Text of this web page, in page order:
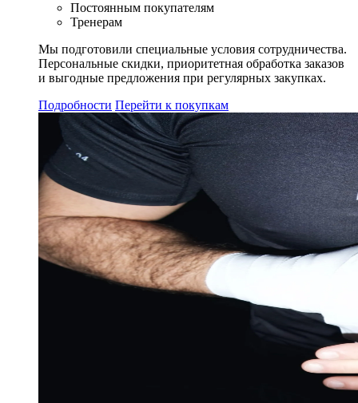
Постоянным покупателям
Тренерам
Мы подготовили специальные условия сотрудничества.
Персональные скидки, приоритетная обработка заказов
и выгодные предложения при регулярных закупках.
Подробности Перейти к покупкам